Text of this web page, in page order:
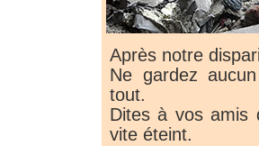
Après notre
Ne gardez
tout.
Dites à vos amis
vite éteint.